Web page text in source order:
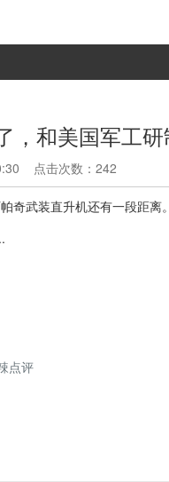
，和美国军工
点击次数：242
奇武装直升机还有一段距离。
点评